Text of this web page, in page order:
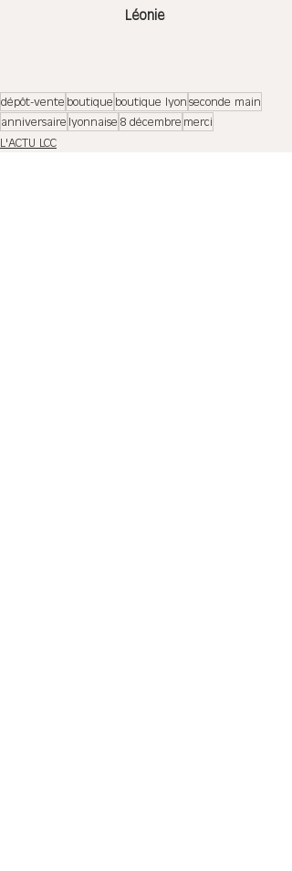
Léonie
dépôt-vente boutique boutique lyon seconde main
anniversaire lyonnaise 8 décembre merci
L'ACTU LCC